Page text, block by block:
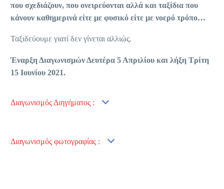
που σχεδιάζουν, που ονειρεύονται αλλά και ταξίδια που
κάνουν καθημερινά είτε με φυσικό είτε με νοερό τρόπο…
Ταξιδεύουμε γιατί δεν γίνεται αλλιώς.
Έναρξη Διαγωνισμών Δευτέρα 5 Απριλίου και λήξη Τρίτη
15 Ιουνίου 2021.
Διαγωνισμός Διηγήματος :
Διαγωνισμός φωτογραφίας :